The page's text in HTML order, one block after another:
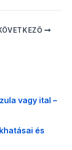
vagy ital –
és